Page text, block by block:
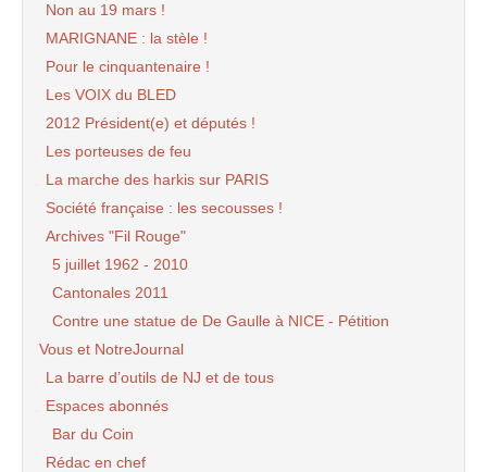
Non au 19 mars !
MARIGNANE : la stèle !
Pour le cinquantenaire !
Les VOIX du BLED
2012 Président(e) et députés !
Les porteuses de feu
La marche des harkis sur PARIS
Société française : les secousses !
Archives "Fil Rouge"
5 juillet 1962 - 2010
Cantonales 2011
Contre une statue de De Gaulle à NICE - Pétition
Vous et NotreJournal
La barre d’outils de NJ et de tous
Espaces abonnés
Bar du Coin
Rédac en chef